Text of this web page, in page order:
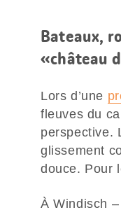
Bateaux,
«château
Lors d’une
fleuves du
perspective.
glissement
douce. Pour
À Windisch